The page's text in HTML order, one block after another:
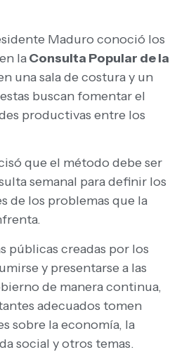
Maduro conoció los
laConsulta Popular de la
una sala de costura y un
buscan fomentar el
productivas entre los
que el método debe ser
semanal para definir los
de los problemas que la
públicas creadas por los
y presentarse a las
de manera continua,
adecuados tomen
sobre la economía, la
social y otros temas.